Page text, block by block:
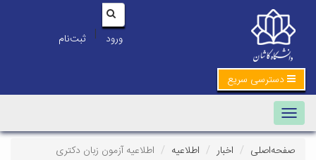
ورود | ثبت‌نام
دسترسی سریع
Toggle navigation
صفحه‌اصلی اخبار اطلاعیه اطلاعیه آزمون زبان دکتری